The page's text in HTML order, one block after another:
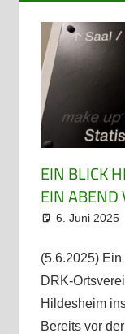
EIN BLICK
EIN ABEND
6. Juni 2025
(5.6.2025)
DRK-
Hildesheim
Bereits vor